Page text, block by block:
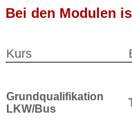
Bei den Modulen
Kurs
Grundqualifikation
LKW/Bus